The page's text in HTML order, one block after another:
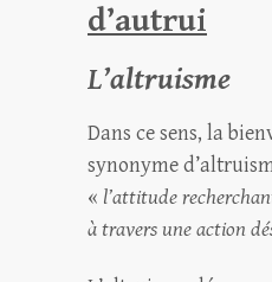
d’autrui
L’altruisme
Dans ce sens, la
synonyme
« l’attitude
à travers une action